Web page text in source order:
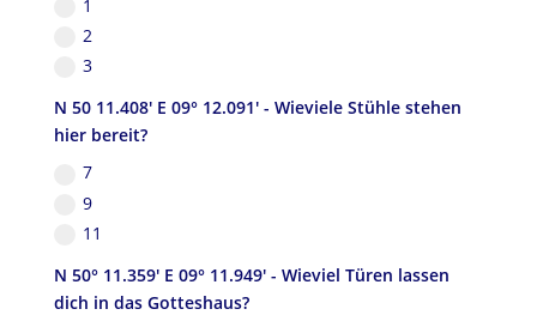
1
2
3
N 50 11.408' E 09° 12.091' - Wieviele Stühle stehen
hier bereit?
7
9
11
N 50° 11.359' E 09° 11.949' - Wieviel Türen lassen
dich in das Gotteshaus?